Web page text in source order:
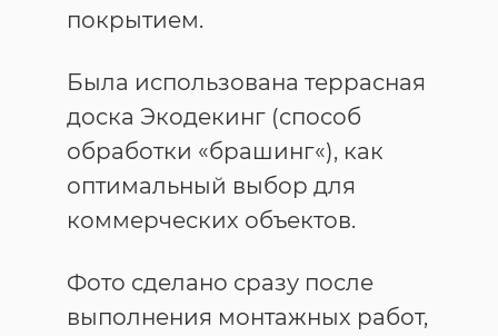
покрытием.
Была использована террасная
доска Экодекинг (способ
обработки «брашинг«), как
оптимальный выбор для
коммерческих объектов.
Фото сделано сразу после
выполнения монтажных работ,